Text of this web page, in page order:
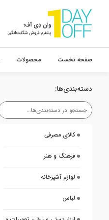
صفحه نخست محصولات
دسته‌بندی‌ها:
کالای مصرفی
فرهنگ و هنر
لوازم آشپزخانه
لباس